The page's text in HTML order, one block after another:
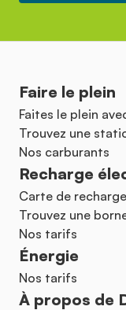
Faire le plein
Faites le plein
Trouvez une
Nos carburants
Recharge
Carte de
Trouvez une
Nos tarifs
Énergie
Nos tarifs
À propos de